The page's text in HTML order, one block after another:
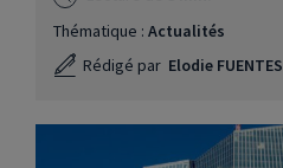
Thématique : Actualités
Rédigé par Elodie FUENTES